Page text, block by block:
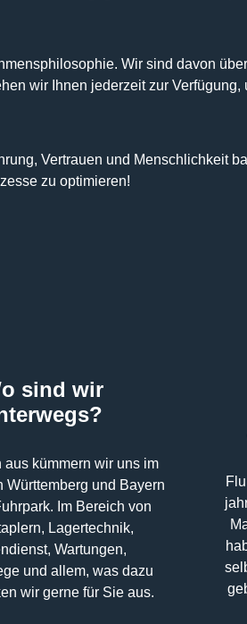
Wir sind davon
wir Ihnen jederzeit zur Verfügung,
Vertrauen und Menschlichkeit
zu optimieren!
sind wir
aus kümmern wir uns im
Württemberg und Bayern
Im Bereich von
Lagertechnik,
Wartungen,
und allem, was dazu
wir gerne für Sie aus.